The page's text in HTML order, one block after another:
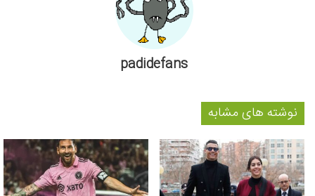
padidefans
نوشته های مشابه